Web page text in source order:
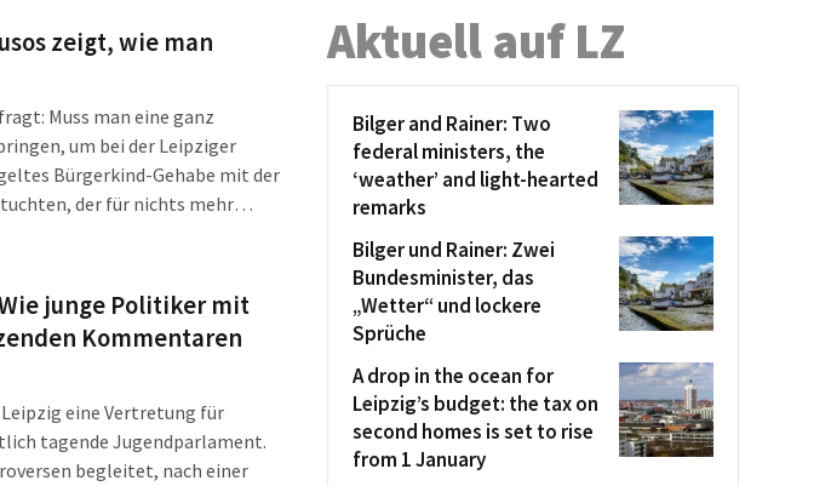
zeigt, wie man
Muss man eine ganz
um bei der Leipziger
Bürgerkind-Gehabe mit der
der für nichts mehr
Union Leipzig, der seine
junge Politiker mit
Kommentaren
eine Vertretung für
tagende Jugendparlament.
begleitet, nach einer
Aktuell auf LZ
Bilger and Rainer: Two
federal ministers, the
‘weather’ and light-hearted
remarks
Bilger und Rainer: Zwei
Bundesminister, das
„Wetter“ und lockere
Sprüche
A drop in the ocean for
Leipzig’s budget: the tax on
second homes is set to rise
from 1 January